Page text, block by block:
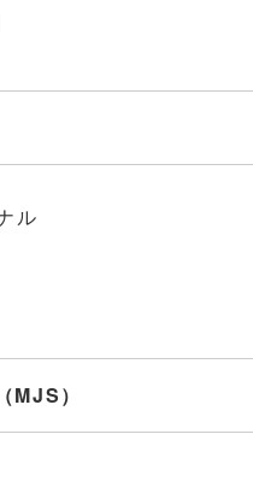
ル
MJS）